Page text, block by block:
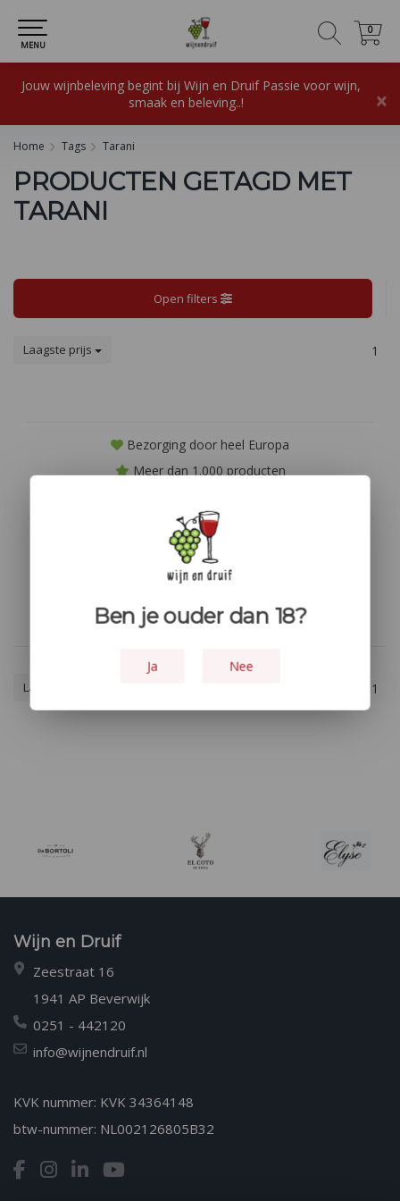
0
0
MENU
Jouw wijnbeleving begint bij Wijn en Druif Passie voor wijn,
smaak en beleving..!
×
Home Tags Tarani
PRODUCTEN GETAGD MET
TARANI
Open filters
Laagste prijs 1
Bezorging door heel Europa
Meer dan 1.000 producten
Geen producten gevonden!...
Laagste prijs 1
Wijn en Druif
Zeestraat 16
1941 AP Beverwijk
0251 - 442120
info@wijnendruif.nl
KVK nummer: KVK 34364148
btw-nummer: NL002126805B32
Ben je ouder dan 18?
Ja Nee